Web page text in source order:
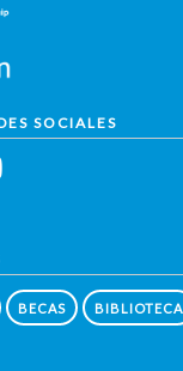
SOCIALES
BECAS BIBLIOTECA